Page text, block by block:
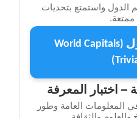
الدول واستمتع بتحديات
ممتعة.
لعبة عواصم الدول (World Capitals
– اختبار المعرفة
المعلومات العامة وطور